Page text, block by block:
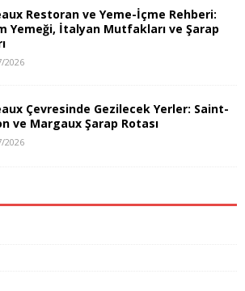
Restoran ve Yeme-İçme Rehberi:
Yemeği, İtalyan Mutfakları ve Şarap
2026
Çevresinde Gezilecek Yerler: Saint-
ve Margaux Şarap Rotası
2026